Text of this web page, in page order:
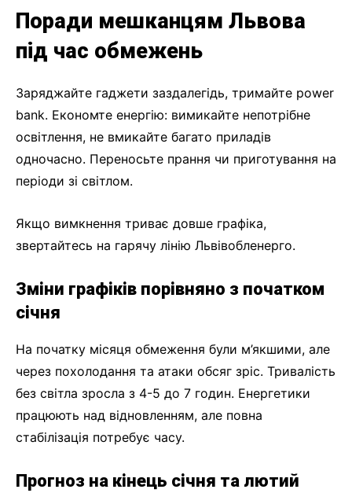
Поради мешканцям Львова
під час обмежень
Заряджайте гаджети заздалегідь, тримайте power
bank. Економте енергію: вимикайте непотрібне
освітлення, не вмикайте багато приладів
одночасно. Переносьте прання чи приготування на
періоди зі світлом.
Якщо вимкнення триває довше графіка,
звертайтесь на гарячу лінію Львівобленерго.
Зміни графіків порівняно з початком
січня
На початку місяця обмеження були м’якшими, але
через похолодання та атаки обсяг зріс. Тривалість
без світла зросла з 4-5 до 7 годин. Енергетики
працюють над відновленням, але повна
стабілізація потребує часу.
Прогноз на кінець січня та лютий